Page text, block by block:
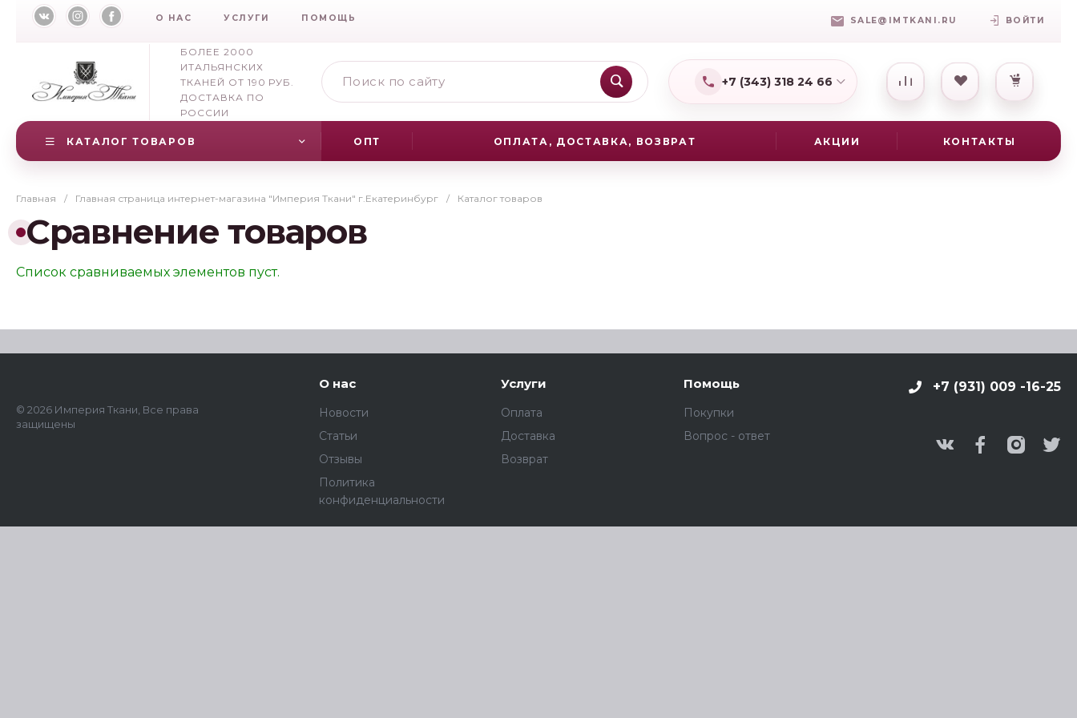
О НАС УСЛУГИ ПОМОЩЬ SALE@IMTKANI.RU ВОЙТИ
БОЛЕЕ 2000
ИТАЛЬЯНСКИХ
ТКАНЕЙ ОТ 190 РУБ.
ДОСТАВКА ПО
РОССИИ
+7 (343) 318 24 66
7(931) 009-16-25
КАТАЛОГ ТОВАРОВ ОПТ ОПЛАТА, ДОСТАВКА, ВОЗВРАТ АКЦИИ КОНТАКТЫ
Главная / Главная страница интернет-магазина "Империя Ткани" г.Екатеринбург / Каталог товаров
Сравнение товаров
Список сравниваемых элементов пуст.
© 2026 Империя Ткани, Все права
защищены
О нас
Новости
Статьи
Отзывы
Политика
конфиденциальности
Услуги
Оплата
Доставка
Возврат
Помощь
Покупки
Вопрос - ответ
+7 (931) 009 -16-25